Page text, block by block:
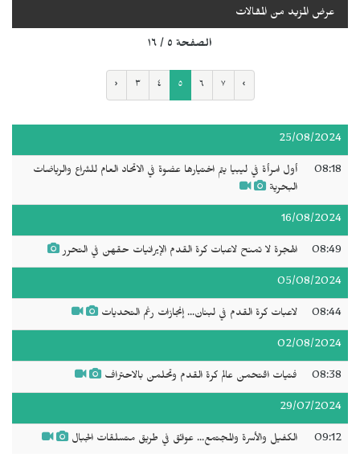
عرض المزيد من المقالات
الصفحة ٥ / ١٦
‹ ٣ ٤ ٥ ٦ ٧ ›
25/08/2024
08:18
أول امرأة في ليبيا يتم اختيارها عضوة في الاتحاد العام للشراع والرياضات
البحرية
16/08/2024
08:49 الهجرة لا تمنح لاعبات كرة القدم الإيرانيات حقهن في التحرر
05/08/2024
08:44 لاعبات كرة القدم في لبنان... إنجازات رغم التحديات
02/08/2024
08:38 فتيات اقتحمن عالم كرة القدم وتحلمن بالاحتراف
29/07/2024
09:12 الكفيل والأسرة والمجتمع... عوائق في طريق متسلقات الجبال